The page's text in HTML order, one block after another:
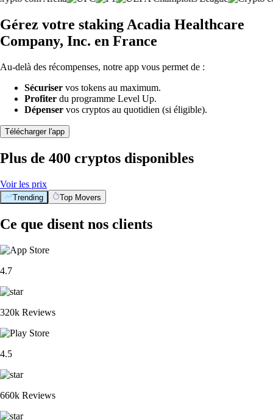
Gérez votre staking Acadia Healthcare
Company, Inc. en France
Au-delà des récompenses, notre app vous permet de :
Sécuriser vos tokens au maximum.
Profiter du programme Level Up.
Dépenser vos cryptos au quotidien (si éligible).
Télécharger l'app
Plus de 400 cryptos disponibles
Voir les prix
Trending Top Movers
Ce que disent nos clients
4.7
320k Reviews
4.5
660k Reviews